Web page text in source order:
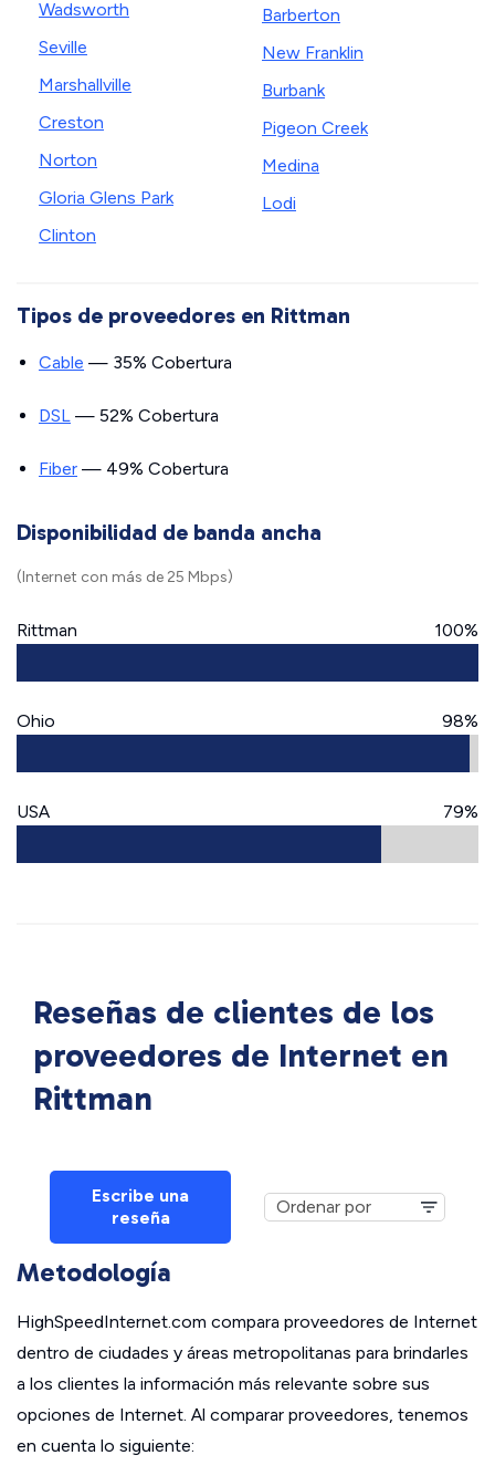
Wadsworth
Seville
Marshallville
Creston
Norton
Gloria Glens Park
Clinton
Barberton
New Franklin
Burbank
Pigeon Creek
Medina
Lodi
Tipos de proveedores en Rittman
Cable — 35% Cobertura
DSL — 52% Cobertura
Fiber — 49% Cobertura
Disponibilidad de banda ancha
(Internet con más de 25 Mbps)
Rittman 100%
Ohio 98%
USA 79%
Reseñas de clientes de los
proveedores de Internet en
Rittman
Escribe una
reseña
Metodología
HighSpeedInternet.com compara proveedores de Internet
dentro de ciudades y áreas metropolitanas para brindarles
a los clientes la información más relevante sobre sus
opciones de Internet. Al comparar proveedores, tenemos
en cuenta lo siguiente: